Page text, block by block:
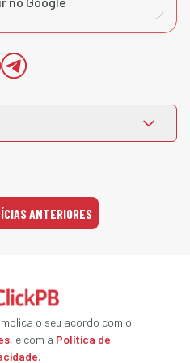
ANTERIORES
o seu acordo com o
, e com a Política de
.